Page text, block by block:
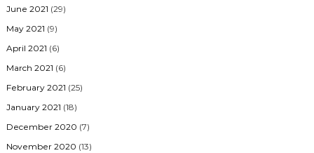
June 2021 (29)
May 2021 (9)
April 2021 (6)
March 2021 (6)
February 2021 (25)
January 2021 (18)
December 2020 (7)
November 2020 (13)